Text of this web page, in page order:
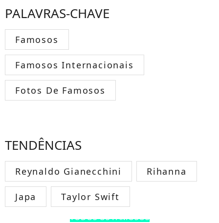
PALAVRAS-CHAVE
Famosos
Famosos Internacionais
Fotos De Famosos
TENDÊNCIAS
Reynaldo Gianecchini Rihanna
Japa Taylor Swift
TODOS OS FAMOSOS